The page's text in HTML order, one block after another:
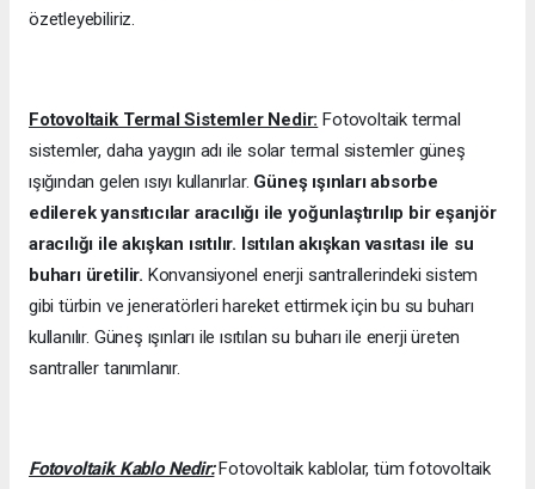
özetleyebiliriz.
Fotovoltaik Termal Sistemler Nedir: Fotovoltaik termal
sistemler, daha yaygın adı ile solar termal sistemler güneş
ışığından gelen ısıyı kullanırlar. Güneş ışınları absorbe
edilerek yansıtıcılar aracılığı ile yoğunlaştırılıp bir eşanjör
aracılığı ile akışkan ısıtılır. Isıtılan akışkan vasıtası ile su
buharı üretilir. Konvansiyonel enerji santrallerindeki sistem
gibi türbin ve jeneratörleri hareket ettirmek için bu su buharı
kullanılır. Güneş ışınları ile ısıtılan su buharı ile enerji üreten
santraller tanımlanır.
Fotovoltaik Kablo Nedir:Fotovoltaik kablolar, tüm fotovoltaik